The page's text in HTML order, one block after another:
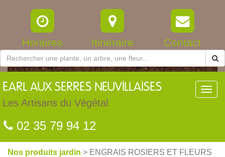
Horaires Itinéraire Contact
EARL AUX SERRES NEUVILLAISES
Les Artisans du Végétal
02 35 79 94 12
Nos produits jardin > ENGRAIS ROSIERS ET FLEURS